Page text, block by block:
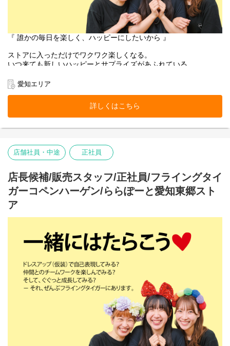
『 誰かの毎日を楽しく、ハッピーにしたいから 』
ストアに入っただけでワクワク楽しくなる。
いつ来ても新しいハッピーとサプライズがあふれている。
働くスタッフ自身がブランドのファンで、商品を愛しているか
ら。
そして売り場づくりを伸び伸び楽しめるカルチャーがあるから。
お客様だけでなく、スタッフも自然に笑顔になれるのが
Flying Tiger Copenhagenという場所です。
イオンモール東浦ストアで、私たちのチームの一員になりません
か。
■お店の雰囲気はブログでご覧いただけます！
https://blog.jp.flyingtiger.com/brand/flying-tiger-
copenhagen/shop/aeonmallhigashiura
愛知エリア
詳しくはこちら
店舗社員・中途 正社員
店長候補/販売スタッフ/正社員/フライングタイ
ガーコペンハーゲン/ららぽーと愛知東郷スト
ア